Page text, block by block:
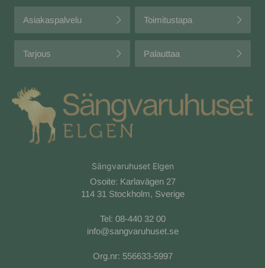
Asiakaspalvelu Toimitustapa
Tarjous Palauttaa
Sängvaruhuset Elgen
Osoite: Karlavägen 27
114 31 Stockholm, Sverige
Tel: 08-440 32 00
info@sangvaruhuset.se
Org.nr: 556633-5997